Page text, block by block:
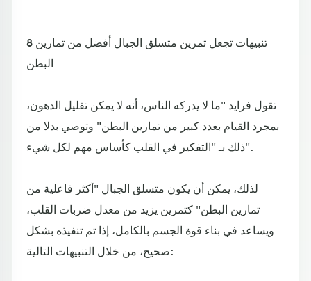
8 تنبيهات تجعل تمرين متسلق الجبال أفضل من تمارين
البطن
تقول فرايد "ما لا يدركه الناس، أنه لا يمكن تقليل الدهون،
بمجرد القيام بعدد كبير من تمارين البطن" وتوصي بدلا من
ذلك بـ "التفكير في القلب كأساس مهم لكل شيء".
لذلك، يمكن أن يكون متسلق الجبال "أكثر فاعلية من
تمارين البطن" كتمرين يزيد من معدل ضربات القلب،
ويساعد في بناء قوة الجسم بالكامل، إذا تم تنفيذه بشكل
صحيح، من خلال التنبيهات التالية: